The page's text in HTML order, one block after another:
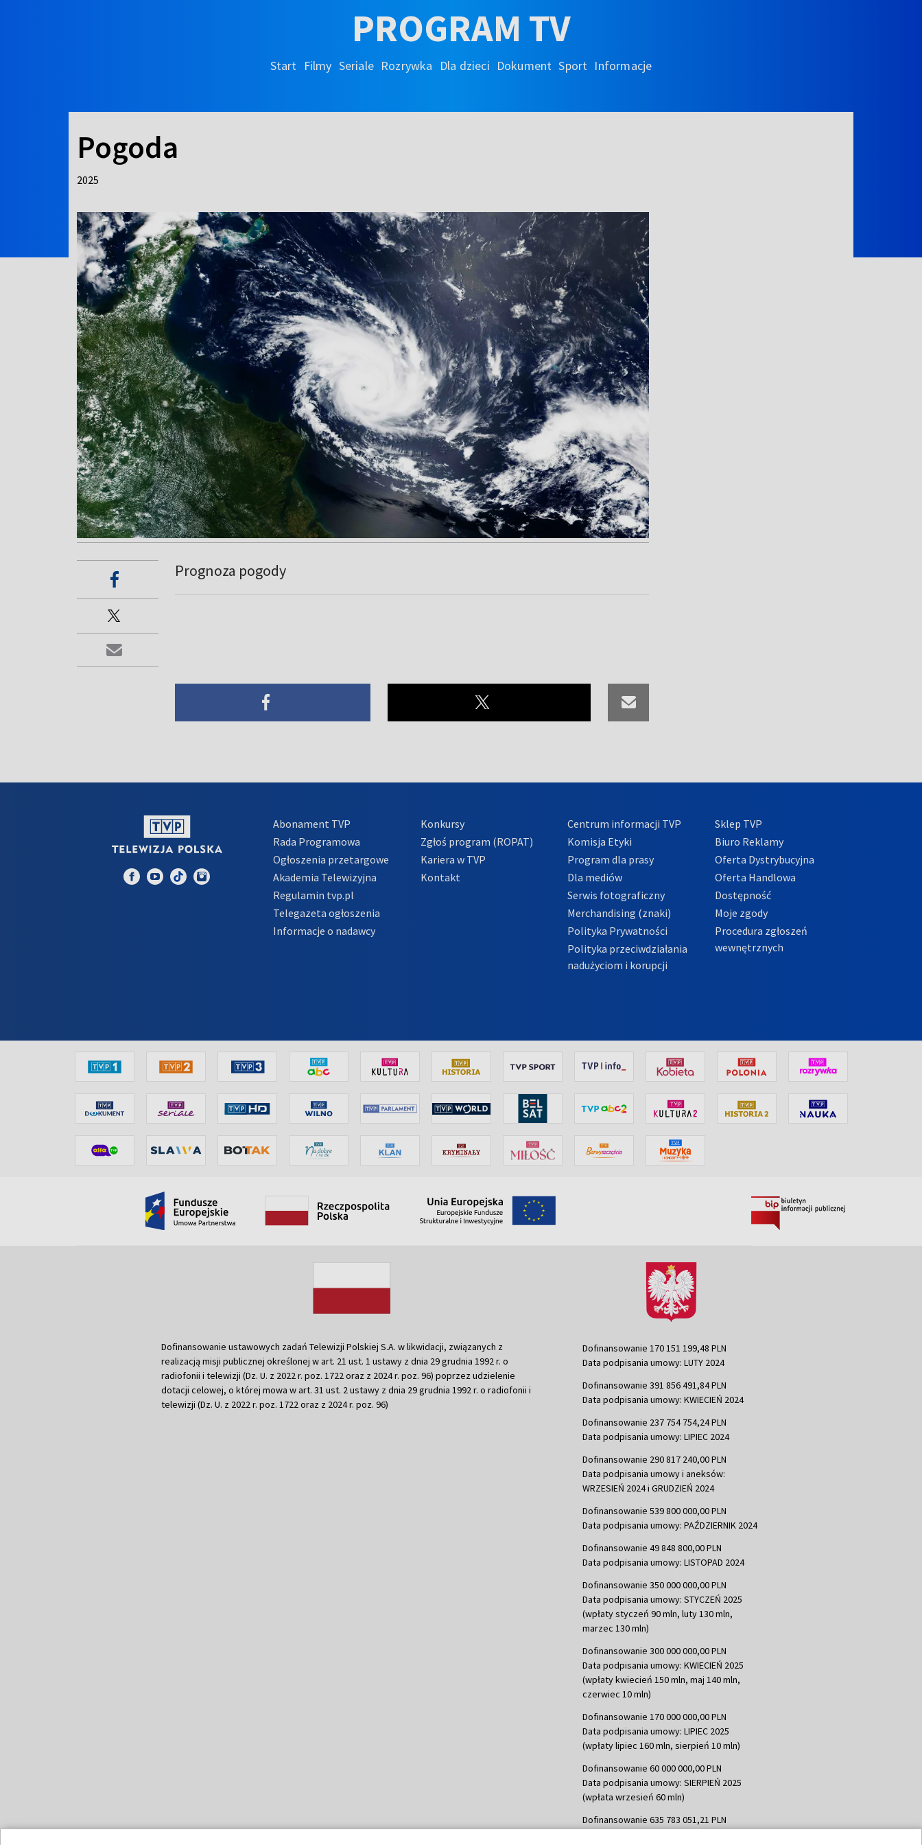
PROGRAM TV
Start Filmy Seriale Rozrywka Dla dzieci Dokument Sport Informacje
Pogoda
2025
Prognoza pogody
Abonament TVP
Rada Programowa
Ogłoszenia przetargowe
Akademia Telewizyjna
Regulamin tvp.pl
Telegazeta ogłoszenia
Informacje o nadawcy
Konkursy
Zgłoś program (ROPAT)
Kariera w TVP
Kontakt
Centrum informacji TVP
Komisja Etyki
Program dla prasy
Dla mediów
Serwis fotograficzny
Merchandising (znaki)
Polityka Prywatności
Polityka przeciwdziałania
nadużyciom i korupcji
Sklep TVP
Biuro Reklamy
Oferta Dystrybucyjna
Oferta Handlowa
Dostępność
Moje zgody
Procedura zgłoszeń
wewnętrznych
Dofinansowanie ustawowych zadań Telewizji Polskiej S.A. w likwidacji, związanych z
realizacją misji publicznej określonej w art. 21 ust. 1 ustawy z dnia 29 grudnia 1992 r. o
radiofonii i telewizji (Dz. U. z 2022 r. poz. 1722 oraz z 2024 r. poz. 96) poprzez udzielenie
dotacji celowej, o której mowa w art. 31 ust. 2 ustawy z dnia 29 grudnia 1992 r. o radiofonii i
telewizji (Dz. U. z 2022 r. poz. 1722 oraz z 2024 r. poz. 96)
Dofinansowanie 170 151 199,48 PLN
Data podpisania umowy: LUTY 2024
Dofinansowanie 391 856 491,84 PLN
Data podpisania umowy: KWIECIEŃ 2024
Dofinansowanie 237 754 754,24 PLN
Data podpisania umowy: LIPIEC 2024
Dofinansowanie 290 817 240,00 PLN
Data podpisania umowy i aneksów:
WRZESIEŃ 2024 i GRUDZIEŃ 2024
Dofinansowanie 539 800 000,00 PLN
Data podpisania umowy: PAŹDZIERNIK 2024
Dofinansowanie 49 848 800,00 PLN
Data podpisania umowy: LISTOPAD 2024
Dofinansowanie 350 000 000,00 PLN
Data podpisania umowy: STYCZEŃ 2025
(wpłaty styczeń 90 mln, luty 130 mln,
marzec 130 mln)
Dofinansowanie 300 000 000,00 PLN
Data podpisania umowy: KWIECIEŃ 2025
(wpłaty kwiecień 150 mln, maj 140 mln,
czerwiec 10 mln)
Dofinansowanie 170 000 000,00 PLN
Data podpisania umowy: LIPIEC 2025
(wpłaty lipiec 160 mln, sierpień 10 mln)
Dofinansowanie 60 000 000,00 PLN
Data podpisania umowy: SIERPIEŃ 2025
(wpłata wrzesień 60 mln)
Dofinansowanie 635 783 051,21 PLN